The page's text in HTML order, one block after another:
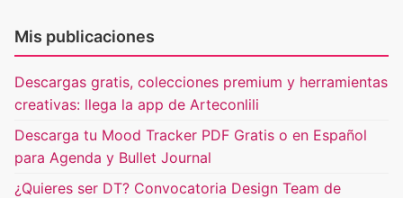
Mis publicaciones
Descargas gratis, colecciones premium y herramientas
creativas: llega la app de Arteconlili
Descarga tu Mood Tracker PDF Gratis o en Español
para Agenda y Bullet Journal
¿Quieres ser DT? Convocatoria Design Team de